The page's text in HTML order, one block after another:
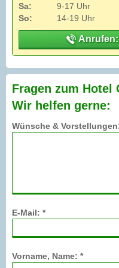
Sa:
9-17 Uhr
So:
14-19 Uhr
Anrufen:
Fragen zum Hotel
Wir helfen gerne:
Wünsche &
E-Mail: *
Vorname, Name: *